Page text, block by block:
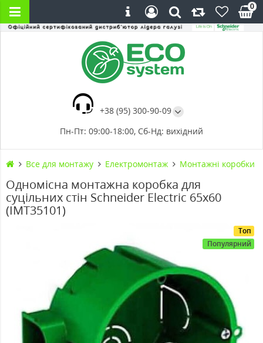
+38 (95) 300-90-09
Пн-Пт: 09:00-18:00, Сб-Нд: вихідний
0
Все для монтажу Електромонтаж Монтажні коробки
Одномісна монтажна коробка для
суцільних стін Schneider Electric 65x60
(IMT35101)
Топ
Популярний